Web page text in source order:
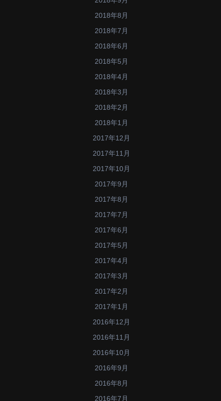
2018年8月
2018年7月
2018年6月
2018年5月
2018年4月
2018年3月
2018年2月
2018年1月
2017年12月
2017年11月
2017年10月
2017年9月
2017年8月
2017年7月
2017年6月
2017年5月
2017年4月
2017年3月
2017年2月
2017年1月
2016年12月
2016年11月
2016年10月
2016年9月
2016年8月
2016年7月